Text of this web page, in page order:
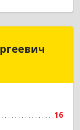
16
г, Ленина